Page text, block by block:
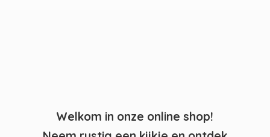
Welkom in onze online shop!